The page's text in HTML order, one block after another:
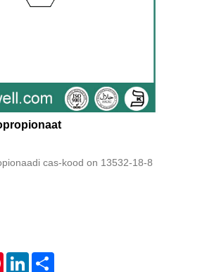
cas-kood on 13532-18-8
PinterestLinkedIn